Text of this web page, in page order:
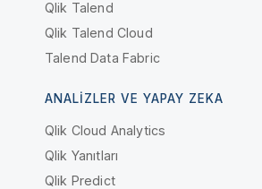
Qlik Talend
Qlik Talend Cloud
Talend Data Fabric
ANALIZLER VE YAPAY ZEKA
Qlik Cloud Analytics
Qlik Yanıtları
Qlik Predict